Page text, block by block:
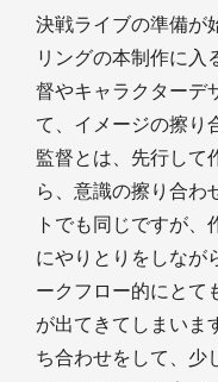
決戦ライブの準備が
リングの本制作に入
督やキャラクターデ
て、イメージの擦り
監督とは、先行して
ら、意識の擦り合わ
トでも同じですが
にやりとりをしなが
ークフロー的にとて
が出てきてしまいま
ち合わせをして、少